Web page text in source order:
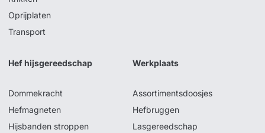
Oprijplaten
Transport
Hef hijsgereedschap
Dommekracht
Hefmagneten
Hijsbanden stroppen
Werkplaats
Assortimentsdoosjes
Hefbruggen
Lasgereedschap